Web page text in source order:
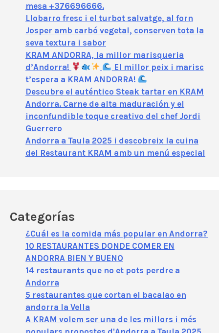
mesa +376696666.
Llobarro fresc i el turbot salvatge, al forn
Josper amb carbó vegetal, conserven tota la
seva textura i sabor
KRAM ANDORRA, la millor marisqueria
d’Andorra!
El millor peix i marisc
t’espera a KRAM ANDORRA!
Descubre el auténtico Steak tartar en KRAM
Andorra. Carne de alta maduración y el
inconfundible toque creativo del chef Jordi
Guerrero
Andorra a Taula 2025 i descobreix la cuina
del Restaurant KRAM amb un menú especial
Categorías
¿Cuál es la comida más popular en Andorra?
10 RESTAURANTES DONDE COMER EN
ANDORRA BIEN Y BUENO
14 restaurants que no et pots perdre a
Andorra
5 restaurantes que cortan el bacalao en
andorra la Vella
A KRAM volem ser una de les millors i més